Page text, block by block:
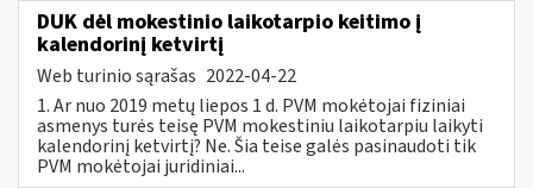
DUK dėl mokestinio laikotarpio keitimo į
kalendorinį ketvirtį
Web turinio sąrašas 2022-04-22
1. Ar nuo 2019 metų liepos 1 d. PVM mokėtojai fiziniai
asmenys turės teisę PVM mokestiniu laikotarpiu laikyti
kalendorinį ketvirtį? Ne. Šia teise galės pasinaudoti tik
PVM mokėtojai juridiniai...